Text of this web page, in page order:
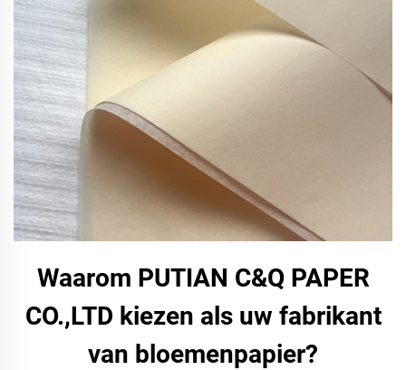
Waarom PUTIAN C&Q PAPER
CO.,LTD kiezen als uw fabrikant
van bloemenpapier?